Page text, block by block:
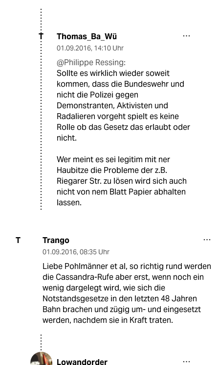
T Thomas_Ba_Wü
01.09.2016, 14:10 Uhr
@Philippe Ressing:
Sollte es wirklich wieder soweit
kommen, dass die Bundeswehr und
nicht die Polizei gegen
Demonstranten, Aktivisten und
Radalieren vorgeht spielt es keine
Rolle ob das Gesetz das erlaubt oder
nicht.
Wer meint es sei legitim mit ner
Haubitze die Probleme der z.B.
Riegarer Str. zu lösen wird sich auch
nicht von nem Blatt Papier abhalten
lassen.
T Trango
01.09.2016, 08:35 Uhr
Liebe Pohlmänner et al, so richtig rund werden
die Cassandra-Rufe aber erst, wenn noch ein
wenig dargelegt wird, wie sich die
Notstandsgesetze in den letzten 48 Jahren
Bahn brachen und zügig um- und eingesetzt
werden, nachdem sie in Kraft traten.
Lowandorder